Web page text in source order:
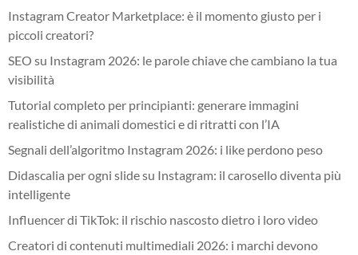
Instagram Creator Marketplace: è il momento giusto per i
piccoli creatori?
SEO su Instagram 2026: le parole chiave che cambiano la tua
visibilità
Tutorial completo per principianti: generare immagini
realistiche di animali domestici e di ritratti con l’IA
Segnali dell’algoritmo Instagram 2026: i like perdono peso
Didascalia per ogni slide su Instagram: il carosello diventa più
intelligente
Influencer di TikTok: il rischio nascosto dietro i loro video
Creatori di contenuti multimediali 2026: i marchi devono